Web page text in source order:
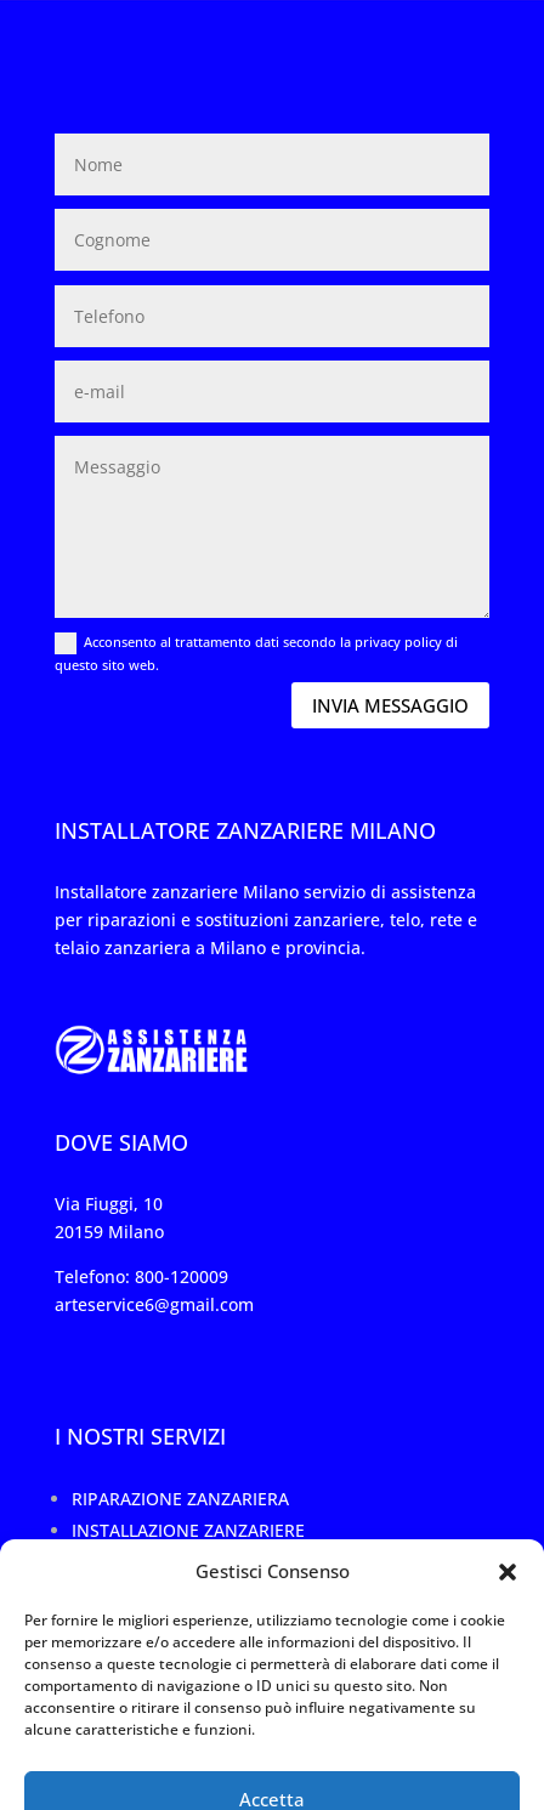
Gestisci Consenso
Per fornire le migliori esperienze, utilizziamo tecnologie come i cookie
per memorizzare e/o accedere alle informazioni del dispositivo. Il
consenso a queste tecnologie ci permetterà di elaborare dati come il
comportamento di navigazione o ID unici su questo sito. Non
acconsentire o ritirare il consenso può influire negativamente su
alcune caratteristiche e funzioni.
Accetta
Acconsento al trattamento dati secondo la privacy policy di
questo sito web.
INVIA MESSAGGIO
INSTALLATORE ZANZARIERE MILANO
Installatore zanzariere Milano servizio di assistenza
per riparazioni e sostituzioni zanzariere, telo, rete e
telaio zanzariera a Milano e provincia.
DOVE SIAMO
Via Fiuggi, 10
20159 Milano
Telefono: 800-120009
arteservice6@gmail.com
I NOSTRI SERVIZI
RIPARAZIONE ZANZARIERA
INSTALLAZIONE ZANZARIERE
CAMBIO RETE ROTTA O DANNEGGIATA
RIPARAZIONE TELAI ZANZARIERE
REALIZZAZIONI SU MISURA
Termini e utilizzo |
P.IVA 11088110967